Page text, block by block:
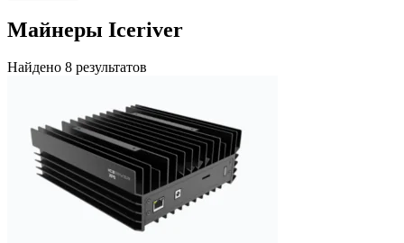
Майнеры Iceriver
Найдено 8 результатов